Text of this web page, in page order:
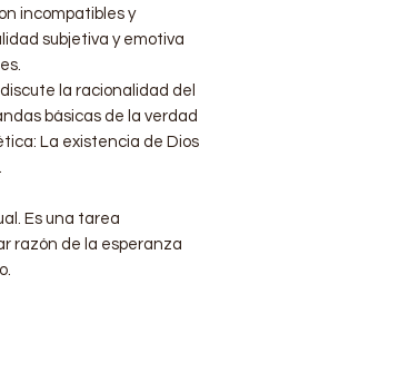
incompatibles y
subjetiva y emotiva
la racionalidad del
básicas de la verdad
La existencia de Dios
Es una tarea
razón de la esperanza